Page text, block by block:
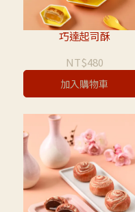
巧達起司酥
NT$480
加入購物車